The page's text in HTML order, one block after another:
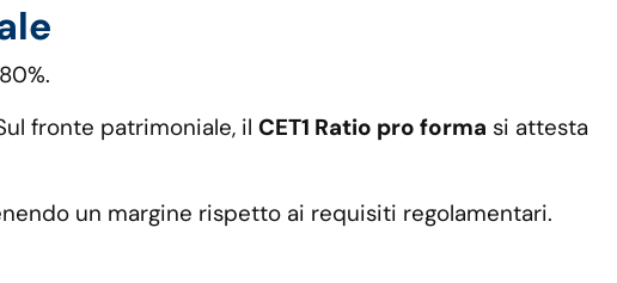
fronte patrimoniale, il CET1 Ratio pro forma si attesta
un margine rispetto ai requisiti regolamentari.